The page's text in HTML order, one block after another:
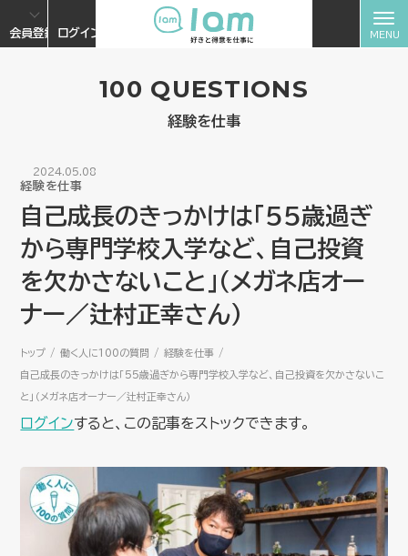
会員登録 ログイン
100 QUESTIONS
経験を仕事
2024.05.08
経験を仕事
自己成長のきっかけは「55歳過ぎ
から専門学校入学など、自己投資
を欠かさないこと」（メガネ店オー
ナー／辻村正幸さん）
トップ 働く人に100の質問 経験を仕事
自己成長のきっかけは「55歳過ぎから専門学校入学など、自己投資を欠かさないこ
と」（メガネ店オーナー／辻村正幸さん）
ログインすると、この記事をストックできます。